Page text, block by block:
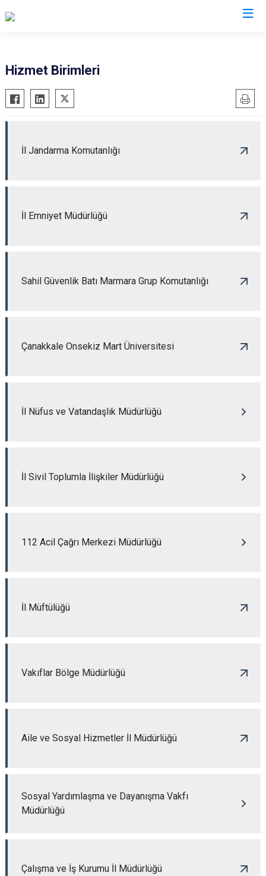
Hizmet Birimleri
İl Jandarma Komutanlığı
İl Emniyet Müdürlüğü
Sahil Güvenlik Batı Marmara Grup Komutanlığı
Çanakkale Onsekiz Mart Üniversitesi
İl Nüfus ve Vatandaşlık Müdürlüğü
İl Sivil Toplumla İlişkiler Müdürlüğü
112 Acil Çağrı Merkezi Müdürlüğü
İl Müftülüğü
Vakıflar Bölge Müdürlüğü
Aile ve Sosyal Hizmetler İl Müdürlüğü
Sosyal Yardımlaşma ve Dayanışma Vakfı
Müdürlüğü
Çalışma ve İş Kurumu İl Müdürlüğü